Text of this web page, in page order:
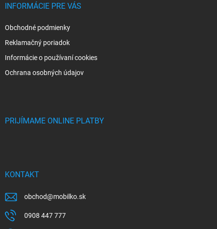
INFORMÁCIE PRE VÁS
Obchodné podmienky
Reklamačný poriadok
Informácie o používaní cookies
Ochrana osobných údajov
PRIJÍMAME ONLINE PLATBY
KONTAKT
obchod@mobilko.sk
0908 447 777